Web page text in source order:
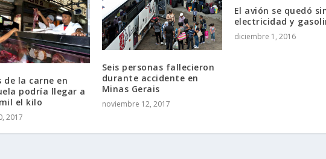
de la carne en
podría llegar a
el kilo
2017
Seis personas fallecieron
durante accidente en
Minas Gerais
noviembre 12, 2017
El avión se quedó
electricidad y
diciembre 1, 2016